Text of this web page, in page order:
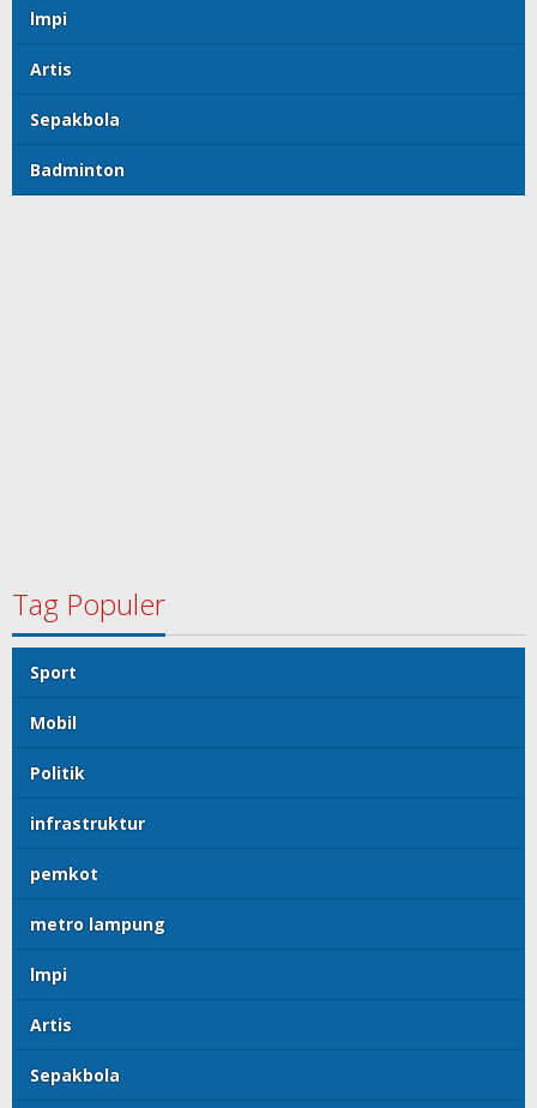
lmpi
Artis
Sepakbola
Badminton
Tag Populer
Sport
Mobil
Politik
infrastruktur
pemkot
metro lampung
lmpi
Artis
Sepakbola